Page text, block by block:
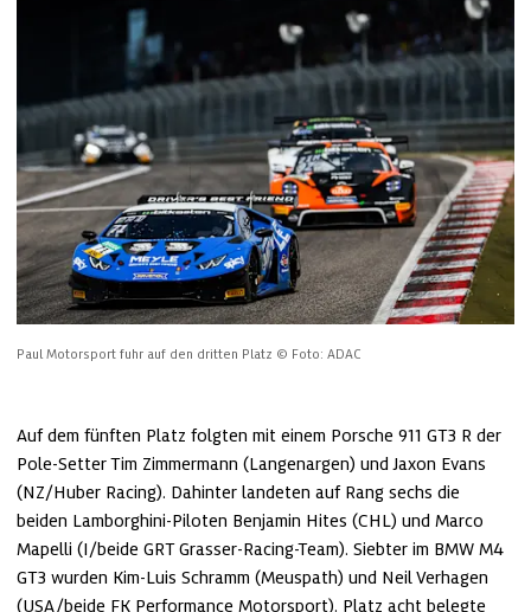
Paul Motorsport fuhr auf den dritten Platz © Foto: ADAC
Auf dem fünften Platz folgten mit einem Porsche 911 GT3 R der
Pole-Setter Tim Zimmermann (Langenargen) und Jaxon Evans
(NZ/Huber Racing). Dahinter landeten auf Rang sechs die
beiden Lamborghini-Piloten Benjamin Hites (CHL) und Marco
Mapelli (I/beide GRT Grasser-Racing-Team). Siebter im BMW M4
GT3 wurden Kim-Luis Schramm (Meuspath) und Neil Verhagen
(USA/beide FK Performance Motorsport). Platz acht belegte